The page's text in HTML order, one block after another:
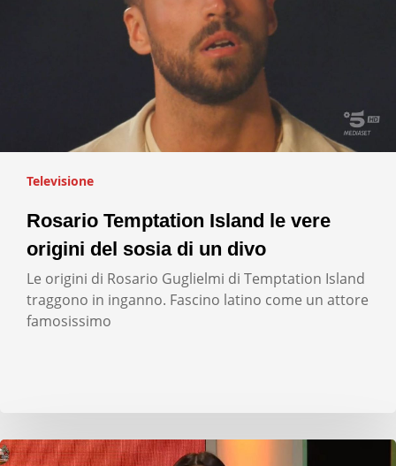
Televisione
Rosario Temptation Island le vere
origini del sosia di un divo
Le origini di Rosario Guglielmi di Temptation Island
traggono in inganno. Fascino latino come un attore
famosissimo